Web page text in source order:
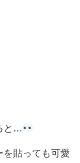
と…
を貼っても可愛